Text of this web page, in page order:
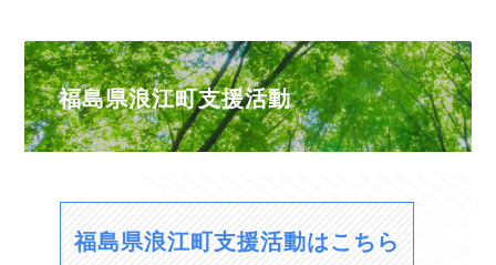
福島県浪江町支援活動
福島県浪江町支援活動はこちら